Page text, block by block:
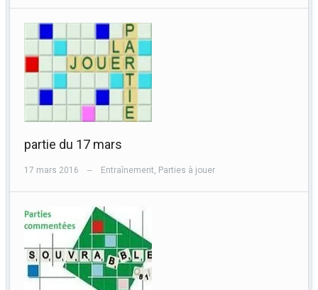
partie du 17 mars
17 mars 2016 — Entraînement, Parties à jouer